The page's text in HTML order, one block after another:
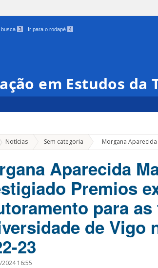
busca 3 Ir para o rodapé 4
em Estudos da
Notícias Sem categoria » Morgana
Aparecida
Premios
para
de Vigo
23
2024 16:55